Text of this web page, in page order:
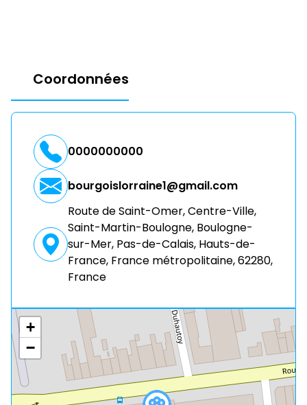
Coordonnées
0000000000
bourgoislorraine1@gmail.com
Route de Saint-Omer, Centre-Ville,
Saint-Martin-Boulogne, Boulogne-
sur-Mer, Pas-de-Calais, Hauts-de-
France, France métropolitaine, 62280,
France
+
−